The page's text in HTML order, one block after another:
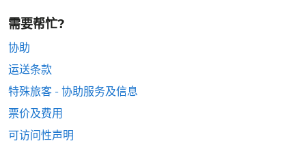
需要帮忙?
协助
运送条款
特殊旅客 - 协助服务及信息
票价及费用
可访问性声明